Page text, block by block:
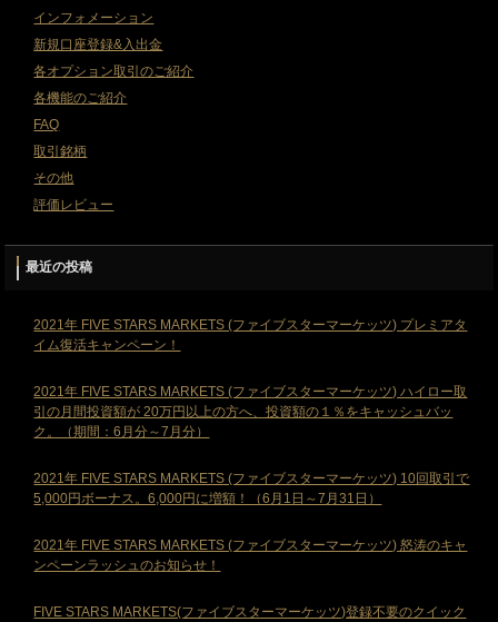
インフォメーション
新規口座登録&入出金
各オプション取引のご紹介
各機能のご紹介
FAQ
取引銘柄
その他
評価レビュー
最近の投稿
2021年 FIVE STARS MARKETS (ファイブスターマーケッツ) プレミアタ
イム復活キャンペーン！
2021年 FIVE STARS MARKETS (ファイブスターマーケッツ) ハイロー取
引の月間投資額が 20万円以上の方へ、投資額の１％をキャッシュバッ
ク。（期間：6月分～7月分）
2021年 FIVE STARS MARKETS (ファイブスターマーケッツ) 10回取引で
5,000円ボーナス。6,000円に増額！（6月1日～7月31日）
2021年 FIVE STARS MARKETS (ファイブスターマーケッツ) 怒涛のキャ
ンペーンラッシュのお知らせ！
FIVE STARS MARKETS(ファイブスターマーケッツ)登録不要のクイック